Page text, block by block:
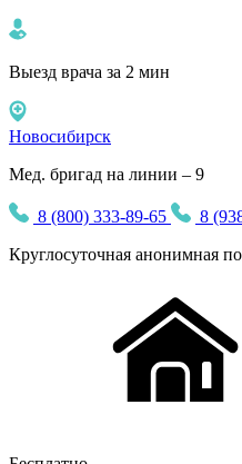
Выезд врача за 2 мин
Новосибирск
Мед. бригад на линии – 9
8 (800) 333-89-65
8
Круглосуточная анонимная